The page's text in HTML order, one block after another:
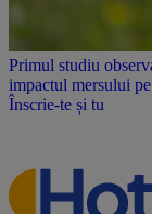
Primul studiu
impactul mersului
Înscrie-te și tu